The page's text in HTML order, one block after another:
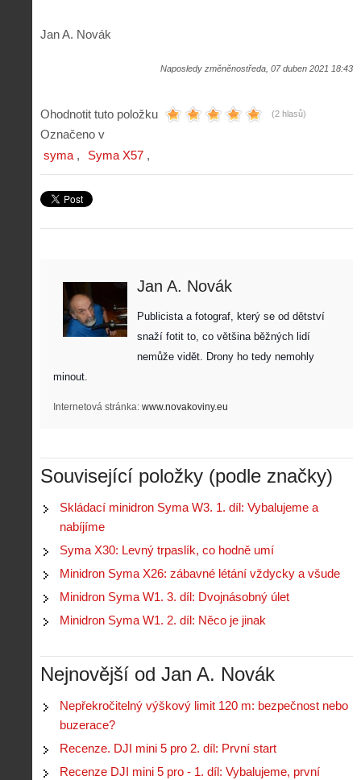
Jan A. Novák
Naposledy změněnostředa, 07 duben 2021 18:43
Ohodnotit tuto položku (2 hlasů)
Označeno v
syma
Syma X57
Jan A. Novák
Publicista a fotograf, který se od dětství
snaží fotit to, co většina běžných lidí
nemůže vidět. Drony ho tedy nemohly
minout.
Internetová stránka: www.novakoviny.eu
Související položky (podle značky)
Skládací minidron Syma W3. 1. díl: Vybalujeme a
nabíjíme
Syma X30: Levný trpaslík, co hodně umí
Minidron Syma X26: zábavné létání vždycky a všude
Minidron Syma W1. 3. díl: Dvojnásobný úlet
Minidron Syma W1. 2. díl: Něco je jinak
Nejnovější od Jan A. Novák
Nepřekročitelný výškový limit 120 m: bezpečnost nebo
buzerace?
Recenze. DJI mini 5 pro 2. díl: První start
Recenze DJI mini 5 pro - 1. díl: Vybalujeme, první